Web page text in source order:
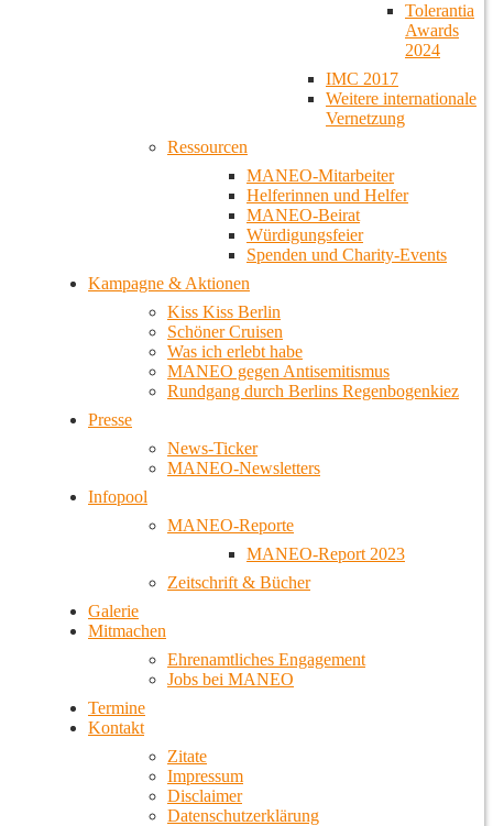
Tolerantia
Awards
2024
IMC 2017
Weitere internationale
Vernetzung
Ressourcen
MANEO-Mitarbeiter
Helferinnen und Helfer
MANEO-Beirat
Würdigungsfeier
Spenden und Charity-Events
Kampagne & Aktionen
Kiss Kiss Berlin
Schöner Cruisen
Was ich erlebt habe
MANEO gegen Antisemitismus
Rundgang durch Berlins Regenbogenkiez
Presse
News-Ticker
MANEO-Newsletters
Infopool
MANEO-Reporte
MANEO-Report 2023
Zeitschrift & Bücher
Galerie
Mitmachen
Ehrenamtliches Engagement
Jobs bei MANEO
Termine
Kontakt
Zitate
Impressum
Disclaimer
Datenschutzerklärung